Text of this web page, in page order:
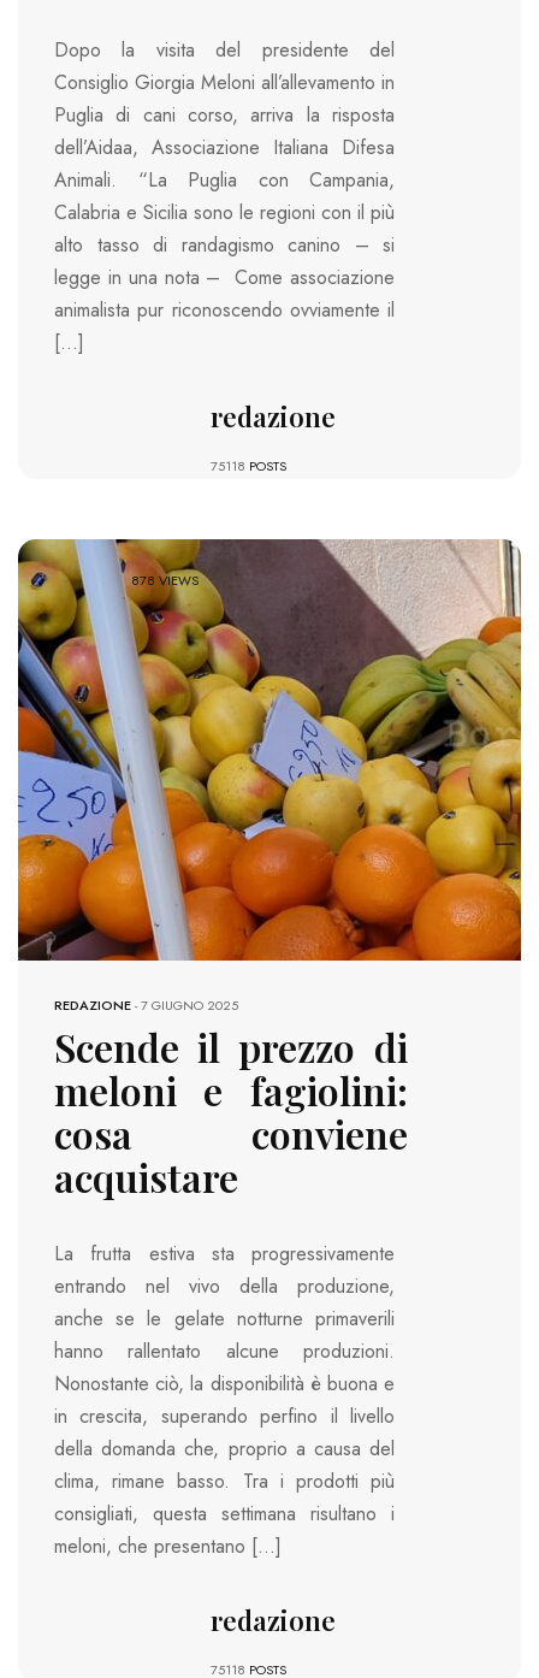
Dopo la visita del presidente del
Consiglio Giorgia Meloni all’allevamento in
Puglia di cani corso, arriva la risposta
dell’Aidaa, Associazione Italiana Difesa
Animali. “La Puglia con Campania,
Calabria e Sicilia sono le regioni con il più
alto tasso di randagismo canino – si
legge in una nota – Come associazione
animalista pur riconoscendo ovviamente il
[…]
redazione
75118 POSTS
878 VIEWS
REDAZIONE-7 GIUGNO 2025
Scende il prezzo di
meloni e fagiolini:
cosa conviene
acquistare
La frutta estiva sta progressivamente
entrando nel vivo della produzione,
anche se le gelate notturne primaverili
hanno rallentato alcune produzioni.
Nonostante ciò, la disponibilità è buona e
in crescita, superando perfino il livello
della domanda che, proprio a causa del
clima, rimane basso. Tra i prodotti più
consigliati, questa settimana risultano i
meloni, che presentano […]
redazione
75118 POSTS